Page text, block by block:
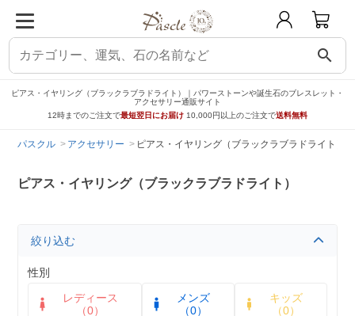
search
ピアス・イヤリング（ブラックラブラドライト）｜パワーストーンや誕生石のブレスレット・
アクセサリー通販サイト
12時までのご注文で最短翌日にお届け 10,000円以上のご注文で送料無料
パスクル アクセサリー ピアス・イヤリング（ブラックラブラドライト）
ピアス・イヤリング（ブラックラブラドライト）
絞り込む
性別
レディース
（0）
メンズ
（0）
キッズ
（0）